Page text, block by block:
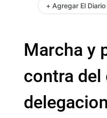
+ Agregar El
Marcha y
contra del